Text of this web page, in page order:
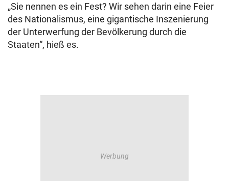
„Sie nennen es ein Fest? Wir sehen darin eine Feier
des Nationalismus, eine gigantische Inszenierung
der Unterwerfung der Bevölkerung durch die
Staaten“, hieß es.